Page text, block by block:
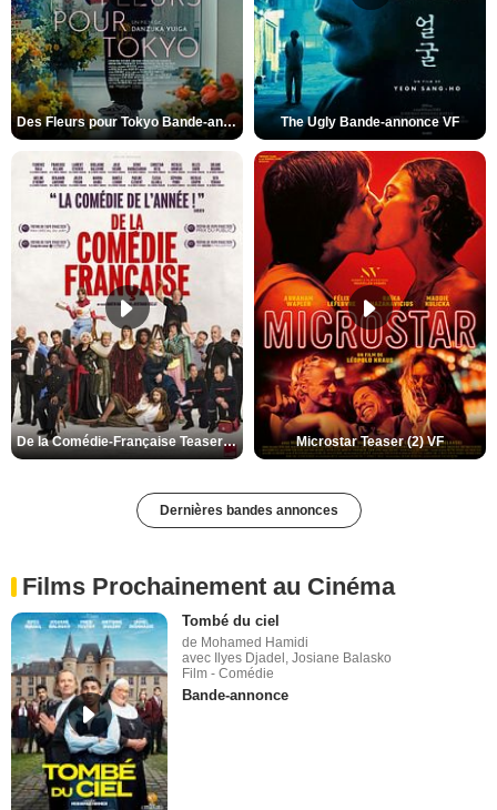
Des Fleurs pour Tokyo Bande-annonce VO STFR The Ugly Bande-annonce VF
De la Comédie-Française Teaser (3) VF Microstar Teaser (2) VF
Dernières bandes annonces
Films Prochainement au Cinéma
Tombé du ciel
de Mohamed Hamidi
avec Ilyes Djadel, Josiane Balasko
Film - Comédie
Bande-annonce